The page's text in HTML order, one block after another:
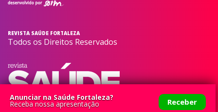
Anunciar na Saúde Fortaleza?
Receba nossa apresentação Receber
REVISTA SAÚDE FORTALEZA
Todos os Direitos Reservados